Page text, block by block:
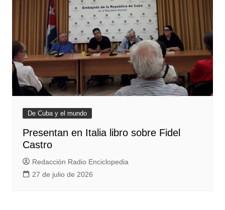
De Cuba y el mundo
Presentan en Italia libro sobre Fidel
Castro
Redacción Radio Enciclopedia
27 de julio de 2026